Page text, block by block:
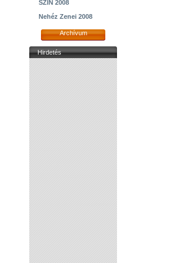
SZIN 2008
Nehéz Zenei 2008
Archívum
Hirdetés